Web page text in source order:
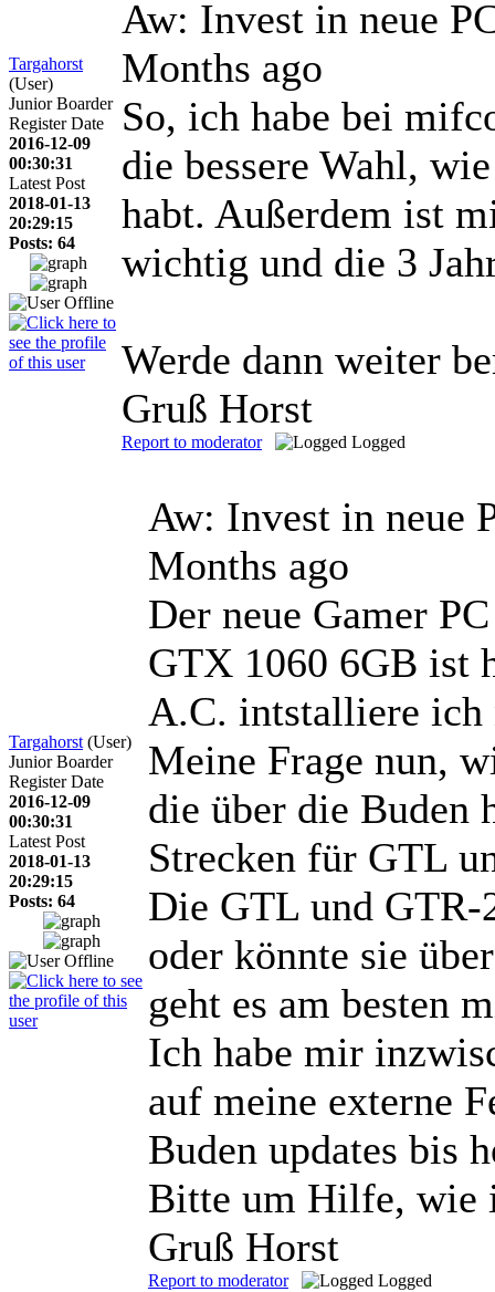
Targahorst
(User)
Junior Boarder
Register Date
2016-12-09
00:30:31
Latest Post
2018-01-13
20:29:15
Posts: 64
Aw: Invest in neue
Months ago
So, ich habe bei
die bessere Wahl,
habt. Außerdem ist
wichtig und die 3
Werde dann weiter
Gruß Horst
Report to moderator Logged
Targahorst (User)
Junior Boarder
Register Date
2016-12-09
00:30:31
Latest Post
2018-01-13
20:29:15
Posts: 64
Aw: Invest in neue
Months ago
Der neue Gamer
GTX 1060 6GB ist
A.C. intstalliere ich
Meine Frage nun,
die über die Buden
Strecken für GTL
Die GTL und GTR-
oder könnte sie
geht es am besten
Ich habe mir
auf meine externe
Buden updates bis
Bitte um Hilfe, wie
Gruß Horst
Report to moderator Logged